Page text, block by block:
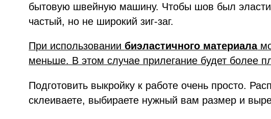
бытовую швейную машину. Чтобы шов был
частый, но не широкий зиг-заг.
При использовании биэластичного материала
меньше. В этом случае прилегание будет более
Подготовить выкройку к работе очень просто.
склеиваете, выбираете нужный вам размер и